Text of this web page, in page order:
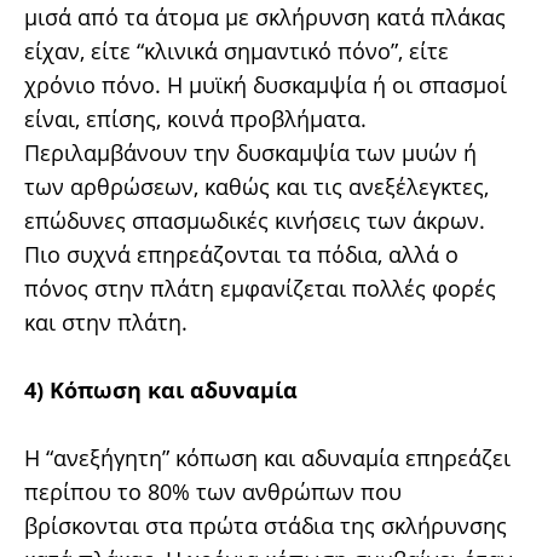
μισά από τα άτομα με σκλήρυνση κατά πλάκας
είχαν, είτε “κλινικά σημαντικό πόνο”, είτε
χρόνιο πόνο. Η μυϊκή δυσκαμψία ή οι σπασμοί
είναι, επίσης, κοινά προβλήματα.
Περιλαμβάνουν την δυσκαμψία των μυών ή
των αρθρώσεων, καθώς και τις ανεξέλεγκτες,
επώδυνες σπασμωδικές κινήσεις των άκρων.
Πιο συχνά επηρεάζονται τα πόδια, αλλά ο
πόνος στην πλάτη εμφανίζεται πολλές φορές
και στην πλάτη.
4) Κόπωση και αδυναμία
Η “ανεξήγητη” κόπωση και αδυναμία επηρεάζει
περίπου το 80% των ανθρώπων που
βρίσκονται στα πρώτα στάδια της σκλήρυνσης